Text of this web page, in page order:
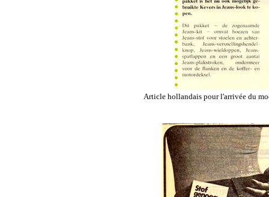
Article hollandais pour l'arrivée du